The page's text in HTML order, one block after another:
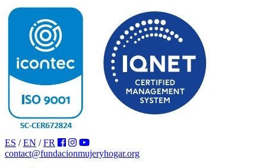
ES / EN / FR
contact@fundacionmujeryhogar.org